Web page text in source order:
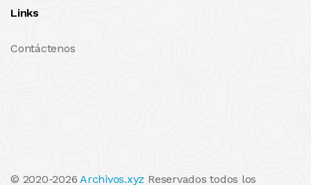
Links
Contáctenos
© 2020-2026Archivos.xyz Reservados todos los